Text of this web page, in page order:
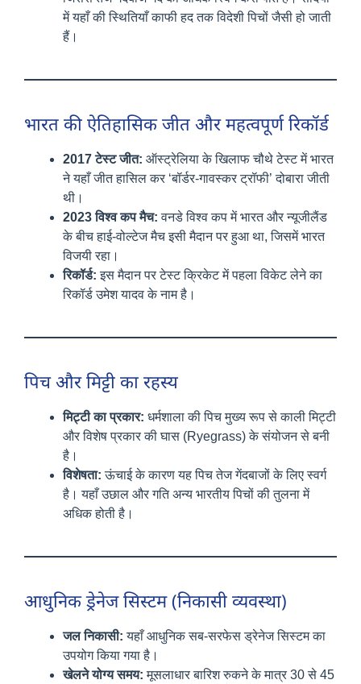
में यहाँ की स्थितियाँ काफी हद तक विदेशी पिचों जैसी हो जाती
हैं।
भारत की ऐतिहासिक जीत और महत्वपूर्ण रिकॉर्ड
2017 टेस्ट जीत: ऑस्ट्रेलिया के खिलाफ चौथे टेस्ट में भारत
ने यहाँ जीत हासिल कर ‘बॉर्डर-गावस्कर ट्रॉफी’ दोबारा जीती
थी।
2023 विश्व कप मैच: वनडे विश्व कप में भारत और न्यूजीलैंड
के बीच हाई-वोल्टेज मैच इसी मैदान पर हुआ था, जिसमें भारत
विजयी रहा।
रिकॉर्ड: इस मैदान पर टेस्ट क्रिकेट में पहला विकेट लेने का
रिकॉर्ड उमेश यादव के नाम है।
पिच और मिट्टी का रहस्य
मिट्टी का प्रकार: धर्मशाला की पिच मुख्य रूप से काली मिट्टी
और विशेष प्रकार की घास (Ryegrass) के संयोजन से बनी
है।
विशेषता: ऊंचाई के कारण यह पिच तेज गेंदबाजों के लिए स्वर्ग
है। यहाँ उछाल और गति अन्य भारतीय पिचों की तुलना में
अधिक होती है।
आधुनिक ड्रेनेज सिस्टम (निकासी व्यवस्था)
जल निकासी: यहाँ आधुनिक सब-सरफेस ड्रेनेज सिस्टम का
उपयोग किया गया है।
खेलने योग्य समय: मूसलाधार बारिश रुकने के मात्र 30 से 45